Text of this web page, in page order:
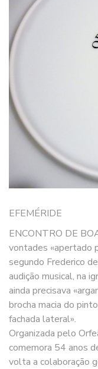
EFEMÉRIDE
ENCONTRO DE
vontades «apertado
segundo Frederico
audição musical, na
ainda precisava
brocha macia do
fachada lateral».
Organizada pelo
comemora 54 anos
volta a colaboração